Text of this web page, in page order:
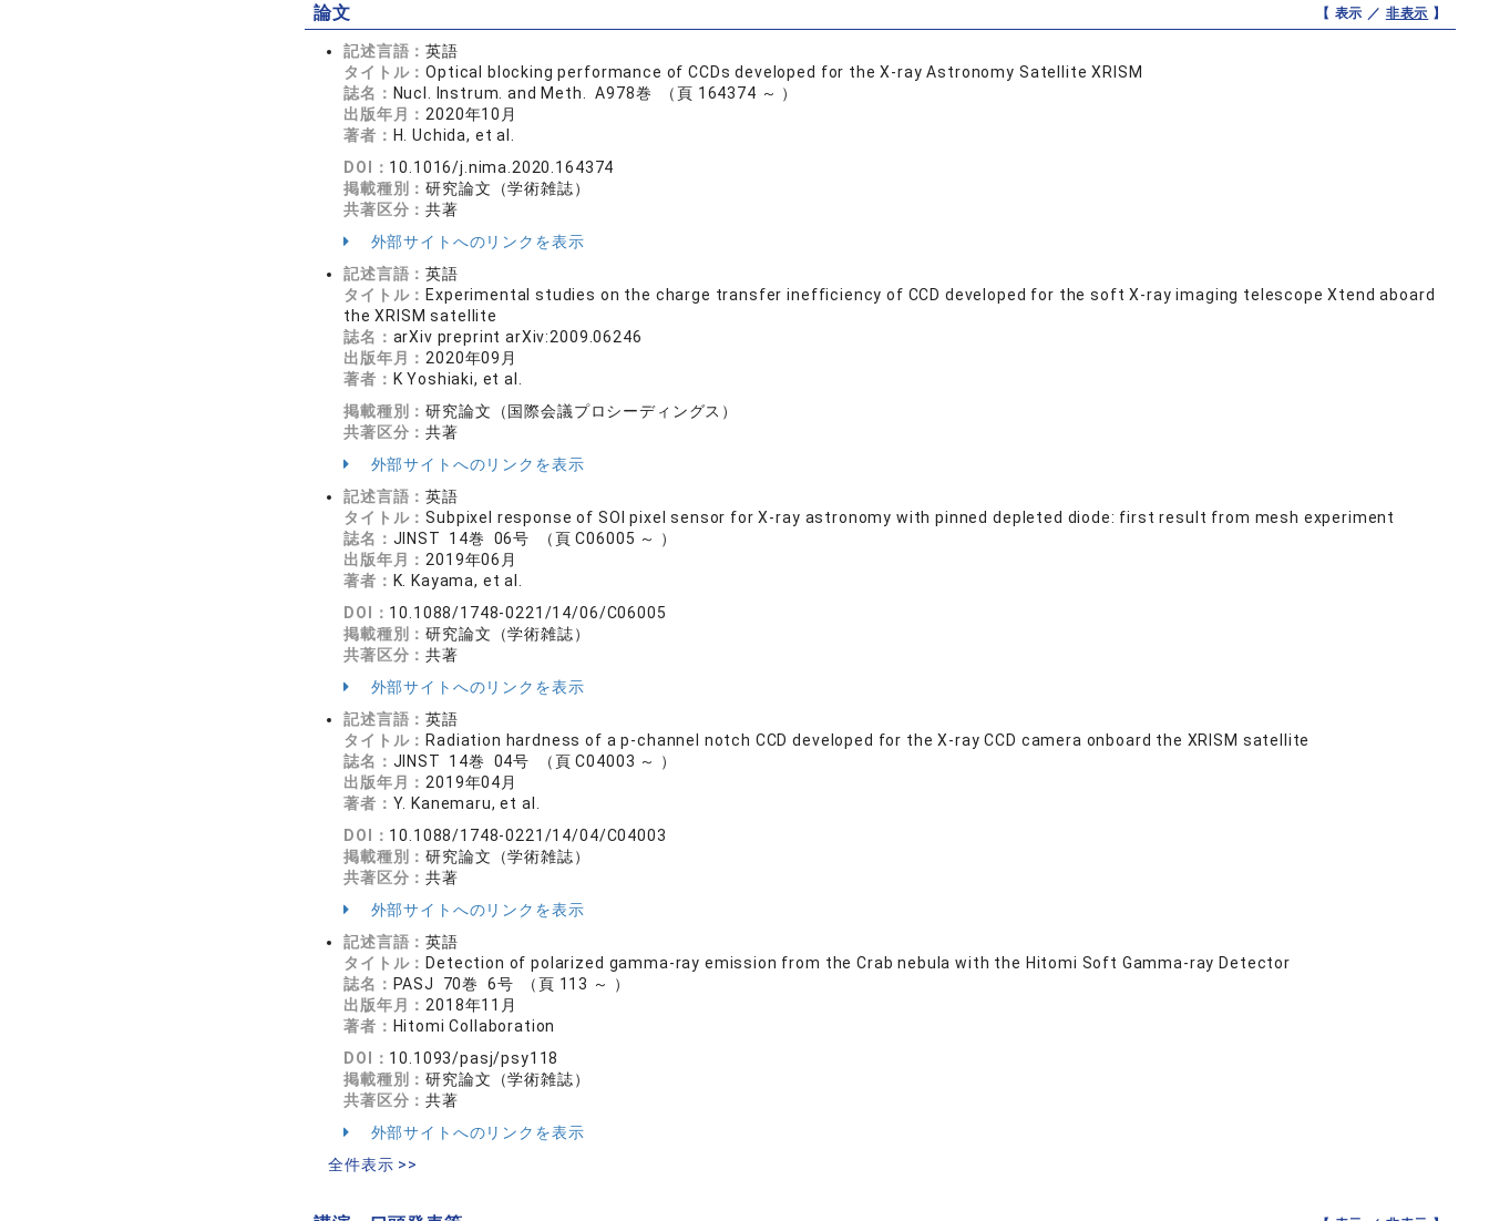
論文 【 表示 ／ 非表示 】
記述言語：英語
タイトル：Optical blocking performance of CCDs developed for the X-ray Astronomy Satellite XRISM
誌名： Nucl. Instrum. and Meth. A978巻 （頁 164374 ～ ）
出版年月： 2020年10月
著者： H. Uchida, et al.
DOI： 10.1016/j.nima.2020.164374
掲載種別：研究論文（学術雑誌）
共著区分：共著
外部サイトへのリンクを表示
記述言語：英語
タイトル： Experimental studies on the charge transfer inefficiency of CCD developed for the soft X-ray imaging telescope Xtend aboard
the XRISM satellite
誌名： arXiv preprint arXiv:2009.06246
出版年月： 2020年09月
著者： K Yoshiaki, et al.
掲載種別：研究論文（国際会議プロシーディングス）
共著区分：共著
外部サイトへのリンクを表示
記述言語：英語
タイトル：Subpixel response of SOI pixel sensor for X-ray astronomy with pinned depleted diode: first result from mesh experiment
誌名： JINST 14巻 06号 （頁 C06005 ～ ）
出版年月： 2019年06月
著者： K. Kayama, et al.
DOI： 10.1088/1748-0221/14/06/C06005
掲載種別：研究論文（学術雑誌）
共著区分：共著
外部サイトへのリンクを表示
記述言語：英語
タイトル： Radiation hardness of a p-channel notch CCD developed for the X-ray CCD camera onboard the XRISM satellite
誌名： JINST 14巻 04号 （頁 C04003 ～ ）
出版年月： 2019年04月
著者： Y. Kanemaru, et al.
DOI： 10.1088/1748-0221/14/04/C04003
掲載種別：研究論文（学術雑誌）
共著区分：共著
外部サイトへのリンクを表示
記述言語：英語
タイトル： Detection of polarized gamma-ray emission from the Crab nebula with the Hitomi Soft Gamma-ray Detector
誌名： PASJ 70巻 6号 （頁 113 ～ ）
出版年月： 2018年11月
著者： Hitomi Collaboration
DOI： 10.1093/pasj/psy118
掲載種別：研究論文（学術雑誌）
共著区分：共著
外部サイトへのリンクを表示
全件表示 >>